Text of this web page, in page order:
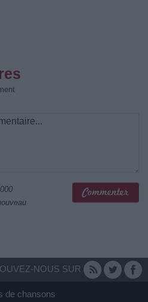
NOUS SUR
de chansons